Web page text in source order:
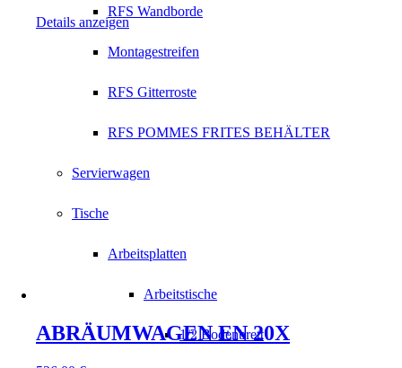
RFS Wandborde
Montagestreifen
RFS Gitterroste
RFS POMMES FRITES BEHÄLTER
Servierwagen
Tische
Arbeitsplatten
Arbeitstische
1/2 Bodenbrett
Details anzeigen
ABRÄUMWAGEN EN 20X